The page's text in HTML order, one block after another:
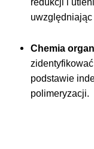
redukcji i
Chemia
podstawie
polimeryzacji.